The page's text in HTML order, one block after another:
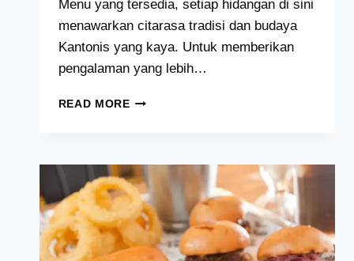
Menu yang tersedia, setiap hidangan di sini
menawarkan citarasa tradisi dan budaya
Kantonis yang kaya. Untuk memberikan
pengalaman yang lebih…
READ MORECANTON
MALAYSIA
[2024
TERKINI
SENARAI]